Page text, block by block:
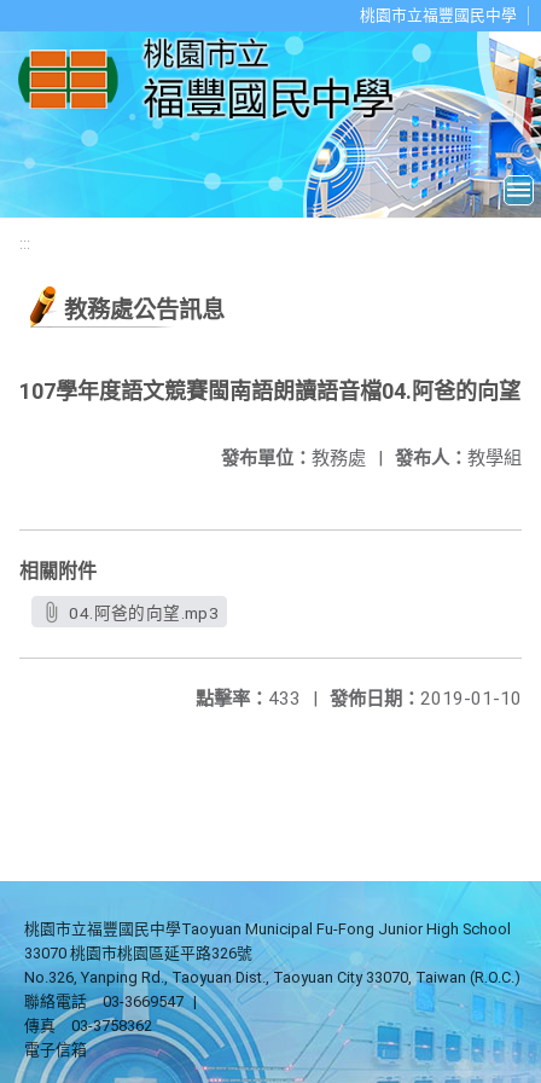
桃園市立福豐國民中學
:::
教務處公告訊息
107學年度語文競賽閩南語朗讀語音檔04.阿爸的向望
發布人： 教學組
發布單位： 教務處 |
相關附件
04.阿爸的向望.mp3
發佈日期： 2019-01-10
點擊率： 433 |
桃園市立福豐國民中學Taoyuan Municipal Fu-Fong Junior High School
33070 桃園市桃園區延平路326號
No.326, Yanping Rd., Taoyuan Dist., Taoyuan City 33070, Taiwan (R.O.C.)
聯絡電話
03-3669547 |
傳真
03-3758362
電子信箱